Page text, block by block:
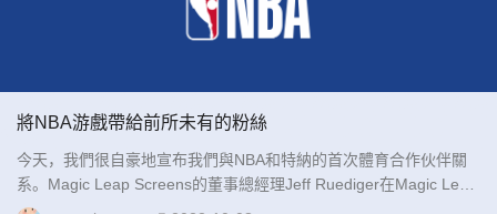
將NBA游戲帶給前所未有的粉絲
今天，我們很自豪地宣布我們與NBA和特納的首次體育合作伙伴關
系。Magic Leap Screens的董事總經理Jeff Ruediger在Magic Leap
上，我們引入了一種新型的人類計算機交互性，從一臺輕...